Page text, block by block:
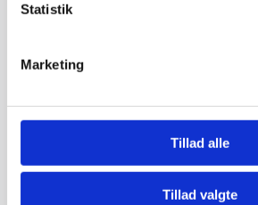
Statistik
Marketing
Tillad alle
Tillad valgte
Imødekom de
behandlingsfrist